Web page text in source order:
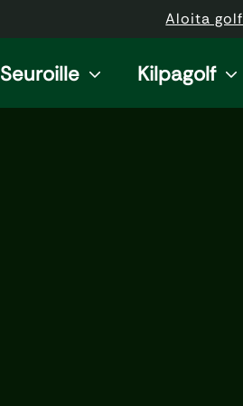
Aloita golf
Seuroille Kilpagolf